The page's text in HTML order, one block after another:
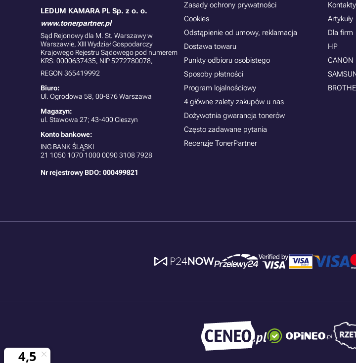
LEDUM KAMARA PL Sp. z o. o.
www.tonerpartner.pl
Sąd Rejonowy dla M. St. Warszawy w
Warszawie, XIII Wydział Gospodarczy
Krajowego Rejestru Sądowego pod numerem
KRS: 0000637435, NIP 5272780078,
REGON 365419992
Biuro:
Ul. Ogrodowa 58, 00-876 Warszawa
Magazyn:
ul. Stawowa 27; 43-400 Cieszyn
Konto bankowe:
ING BANK ŚLĄSKI
21 1050 1070 1000 0090 3108 7928
Nr rejestrowy BDO: 000499821
Zasady ochrony prywatności
Cookies
Odstąpienie od umowy, reklamacja
Dostawa towaru
Punkty odbioru osobistego
Sposoby płatności
Program lojalnościowy
4 główne zalety zakupów u nas
Dożywotnia gwarancja tonerów
Często zadawane pytania
Recenzje TonerPartner
Kontakty
Artykuły
Dla firm
HP
CANON